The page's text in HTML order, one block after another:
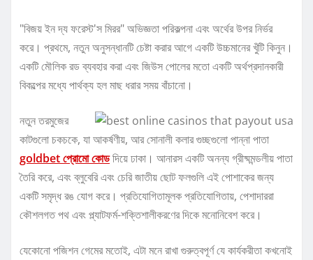
"বিজয় ইন দ্য ফরেস্ট'স মিরর" অভিজ্ঞতা পরিকল্পনা এবং অর্থের উপর নির্ভর
করে। প্রথমে, নতুন অনুসন্ধানটি চেষ্টা করার আগে একটি উচ্চমানের খুঁটি কিনুন।
একটি মৌলিক রড ব্যবহার করা এবং জিউস পোলের মতো একটি অর্থপ্রদানকারী
বিকল্পের মধ্যে পার্থক্য হল মাছ ধরার সময় বাঁচানো।
নতুন তরমুজের
কাটগুলো চকচকে, যা আকর্ষণীয়, আর সোনালী কলার গুচ্ছগুলো পান্না পাতা
goldbet প্রোমো কোডদিয়ে ঢাকা। আনারস একটি অনন্য গ্রীষ্মমন্ডলীয় পাতা
তৈরি করে, এবং ব্লুবেরি এবং চেরি জাতীয় ছোট ফলগুলি এই পোশাকের জন্য
একটি সমৃদ্ধ রঙ যোগ করে। প্রতিযোগিতামূলক প্রতিযোগিতায়, পেশাদাররা
কৌশলগত পথ এবং প্ল্যাটফর্ম-শক্তিশালীকরণের দিকে মনোনিবেশ করে।
যেকোনো পজিশন গেমের মতোই, এটা মনে রাখা গুরুত্বপূর্ণ যে কার্যকরীতা কখনোই